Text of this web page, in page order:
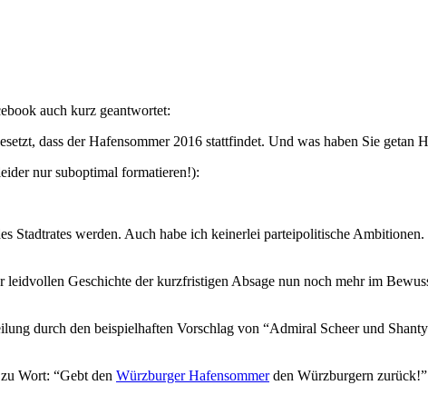
auch kurz geantwortet:
dass der Hafensommer 2016 stattfindet. Und was haben Sie getan
nur suboptimal formatieren!):
Stadtrates werden. Auch habe ich keinerlei parteipolitische
Geschichte der kurzfristigen Absage nun noch mehr im
durch den beispielhaften Vorschlag von “Admiral Scheer und
Wort: “Gebt den Würzburger Hafensommerden Würzburgern